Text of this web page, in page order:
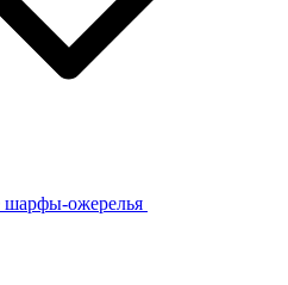
ожерелья